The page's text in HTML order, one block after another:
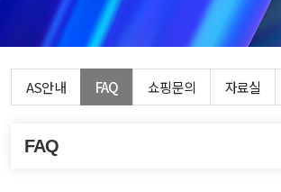
AS안내 FAQ 쇼핑문의 자료실
FAQ